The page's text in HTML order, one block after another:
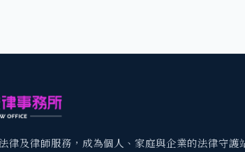
律及律師服務，成為個人、家庭與企業的法律守護